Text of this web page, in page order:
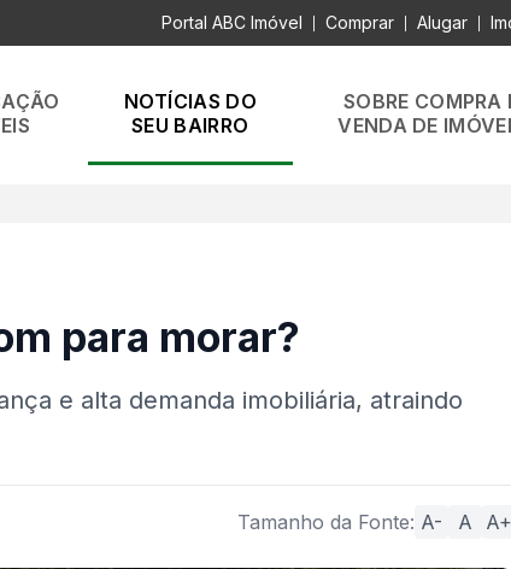
Portal ABC Imóvel Comprar Alugar
NOTÍCIAS DO
SEU BAIRRO
SOBRE COMPRA
VENDA DE
para morar?
e alta demanda imobiliária, atraindo
Tamanho da Fonte: A- A A+